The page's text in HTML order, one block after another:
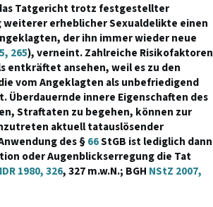
Tatgericht trotz festgestellter
erheblicher Sexualdelikte einen
der ihn immer wieder neue
265), verneint. Zahlreiche Risikofaktoren
entkräftet ansehen, weil es zu den
vom Angeklagten als unbefriedigend
innere Eigenschaften des
Straftaten zu begehen, können zur
aktuell tatauslösender
des §66StGB ist lediglich dann
oder Augenblickserregung die Tat
1980, 326, 327 m.w.N.; BGH NStZ 2007,